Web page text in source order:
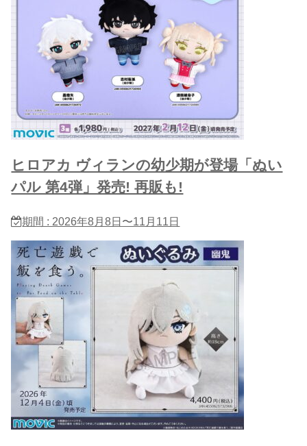
ヒロアカ ヴィランの幼少期が登場「ぬい
パル 第4弾」発売! 再販も!
期間 : 2026年8月8日〜11月11日